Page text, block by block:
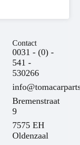
Contact
0031 - (0) -
541 -
530266
Bremenstraat
9
7575 EH
Oldenzaal